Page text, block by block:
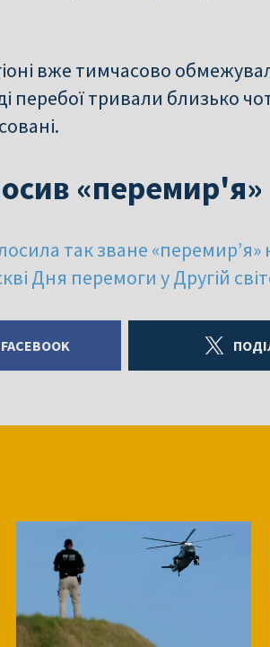
вже тимчасово
перебої тривали близько
«перемир'я»
так зване
Дня перемоги у Другій